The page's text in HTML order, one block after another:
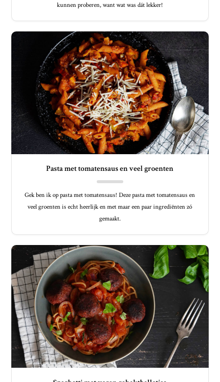
kunnen proberen, want wat was dát lekker!
Pasta met tomatensaus en veel groenten
Gek ben ik op pasta met tomatensaus! Deze pasta met tomatensaus en
veel groenten is echt heerlijk en met maar een paar ingrediënten zó
gemaakt.